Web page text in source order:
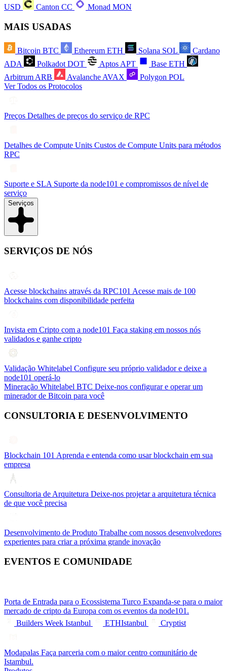
USD
Canton CC Monad MON
MAIS USADAS
Bitcoin BTC Ethereum ETH Solana SOL
Cardano
ADA
Polkadot DOT Aptos APT Base ETH
Arbitrum ARB Avalanche AVAX Polygon POL
Ver Todos os Protocolos
Preços Detalhes de preços do serviço de RPC
Detalhes de Compute Units Custos de Compute Units para métodos
RPC
Suporte e SLA Suporte da node101 e compromissos de nível de
serviço
Serviços
SERVIÇOS DE NÓS
Acesse blockchains através da RPC101 Acesse mais de 100
blockchains com disponibilidade perfeita
Invista em Cripto com a node101 Faça staking em nossos nós
validados e ganhe cripto
Validação Whitelabel Configure seu próprio validador e deixe a
node101 operá-lo
Mineração Whitelabel BTC Deixe-nos configurar e operar um
minerador de Bitcoin para você
CONSULTORIA E DESENVOLVIMENTO
Blockchain 101 Aprenda e entenda como usar blockchain em sua
empresa
Consultoria de Arquitetura Deixe-nos projetar a arquitetura técnica
de que você precisa
Desenvolvimento de Produto Trabalhe com nossos desenvolvedores
experientes para criar a próxima grande inovação
EVENTOS E COMUNIDADE
Porta de Entrada para o Ecossistema Turco Expanda-se para o maior
mercado de cripto da Europa com os eventos da node101.
Builders Week Istanbul
ETHIstanbul Cryptist
Modapalas Faça parceria com o maior centro comunitário de
Istambul.